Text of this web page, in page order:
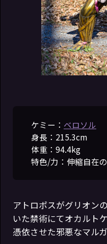
ケミー： ベロソル
身長：215.3cm
体重：94.4kg
特色/力：伸縮自在
アトロポスがグリオン
いた禁術にてオカルト
憑依させた邪悪なマルガ